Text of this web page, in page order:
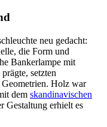
neu gedacht:
die Form und
Bankerlampe mit
setzten
Holz war
dem skandinavischen
Gestaltung erhielt es